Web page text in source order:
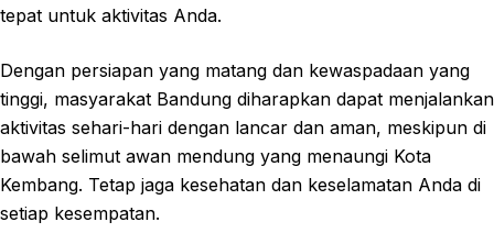
tepat untuk aktivitas Anda.
Dengan persiapan yang matang dan kewaspadaan yang
tinggi, masyarakat Bandung diharapkan dapat menjalankan
aktivitas sehari-hari dengan lancar dan aman, meskipun di
bawah selimut awan mendung yang menaungi Kota
Kembang. Tetap jaga kesehatan dan keselamatan Anda di
setiap kesempatan.